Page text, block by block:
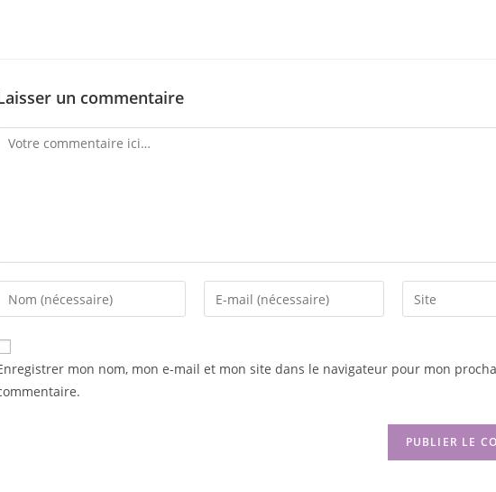
un commentaire
mon nom, mon e-mail et mon site dans le navigateur pour mon